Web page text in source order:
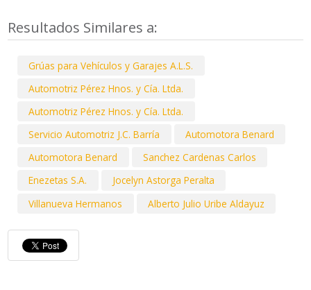
Resultados Similares a:
Grúas para Vehículos y Garajes A.L.S.
Automotriz Pérez Hnos. y Cía. Ltda.
Automotriz Pérez Hnos. y Cía. Ltda.
Servicio Automotriz J.C. Barría
Automotora Benard
Automotora Benard
Sanchez Cardenas Carlos
Enezetas S.A.
Jocelyn Astorga Peralta
Villanueva Hermanos
Alberto Julio Uribe Aldayuz